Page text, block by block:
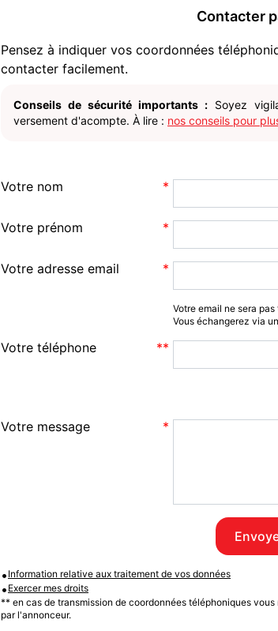
Contacter
Pensez à indiquer vos coordonnées
contacter facilement.
Conseils de sécurité importants : Soyez
versement d'acompte. À lire : nos conseils pour
Votre nom
Votre prénom
Votre adresse email
Votre email ne sera
Vous échangerez via
Votre téléphone
Votre message
• Information relative aux traitement de vos données
• Exercer mes droits
** en cas de transmission de coordonnées téléphoniques
par l'annonceur.